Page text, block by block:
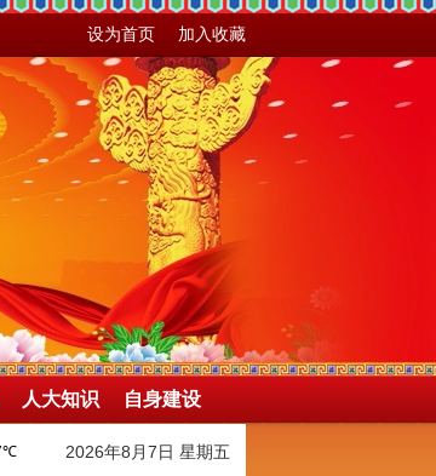
设为首页 加入收藏
人大知识 自身建设
2026年8月7日 星期五